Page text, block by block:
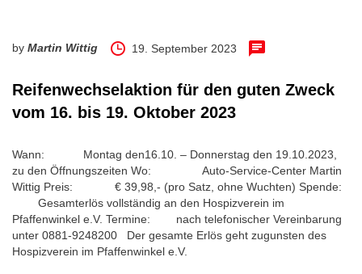
by Martin Wittig 19. September 2023
Reifenwechselaktion für den guten Zweck
vom 16. bis 19. Oktober 2023
Wann: Montag den16.10. – Donnerstag den 19.10.2023,
zu den Öffnungszeiten Wo: Auto-Service-Center Martin
Wittig Preis: € 39,98,- (pro Satz, ohne Wuchten) Spende:
Gesamterlös vollständig an den Hospizverein im
Pfaffenwinkel e.V. Termine: nach telefonischer Vereinbarung
unter 0881-9248200 Der gesamte Erlös geht zugunsten des
Hospizverein im Pfaffenwinkel e.V.